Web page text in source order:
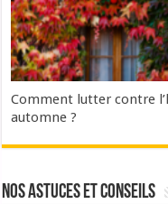
Comment lutter contre
automne ?
Nos astuces et conseils